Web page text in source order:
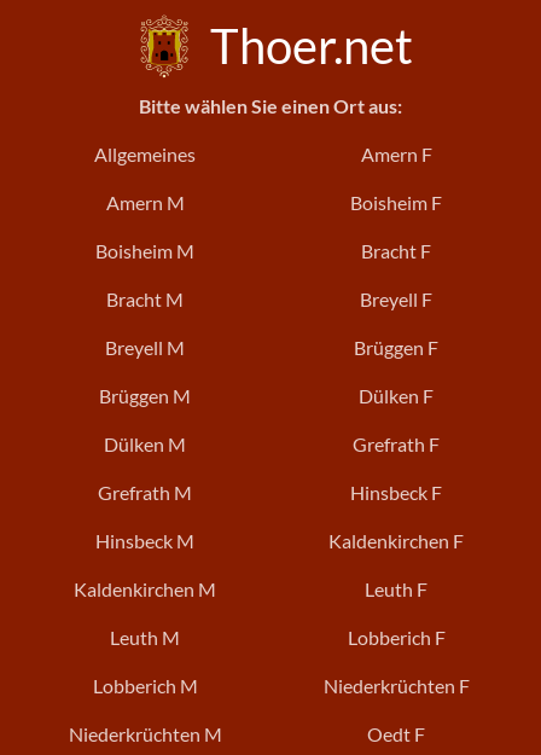
Thoer.net
Bitte wählen Sie einen Ort aus:
Allgemeines Amern F
Amern M Boisheim F
Boisheim M Bracht F
Bracht M Breyell F
Breyell M Brüggen F
Brüggen M Dülken F
Dülken M Grefrath F
Grefrath M Hinsbeck F
Hinsbeck M Kaldenkirchen F
Kaldenkirchen M Leuth F
Leuth M Lobberich F
Lobberich M Niederkrüchten F
Niederkrüchten M Oedt F